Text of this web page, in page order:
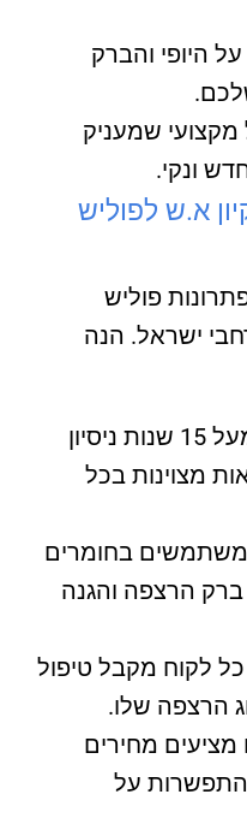
היופי והברק
מקצועי שמעניק
ונקי.
א.ש לפוליש
פוליש
ישראל. הנה
: עם מעל 15 שנות ניסיון
מצוינות בכל
משתמשים בחומרים
הרצפה והגנה
לקוח מקבל טיפול
הרצפה שלו.
מציעים מחירים
התפשרות על